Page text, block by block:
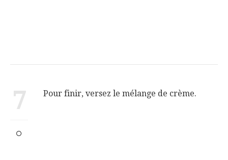
7 Pour finir, versez le mélange de crème.